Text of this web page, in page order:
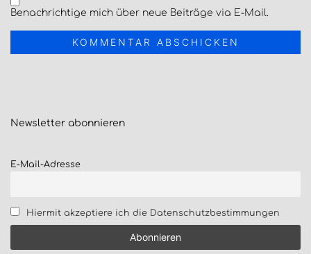
Benachrichtige mich über neue Beiträge via E-Mail.
Newsletter abonnieren
E-Mail-Adresse
Hiermit akzeptiere ich die Datenschutzbestimmungen